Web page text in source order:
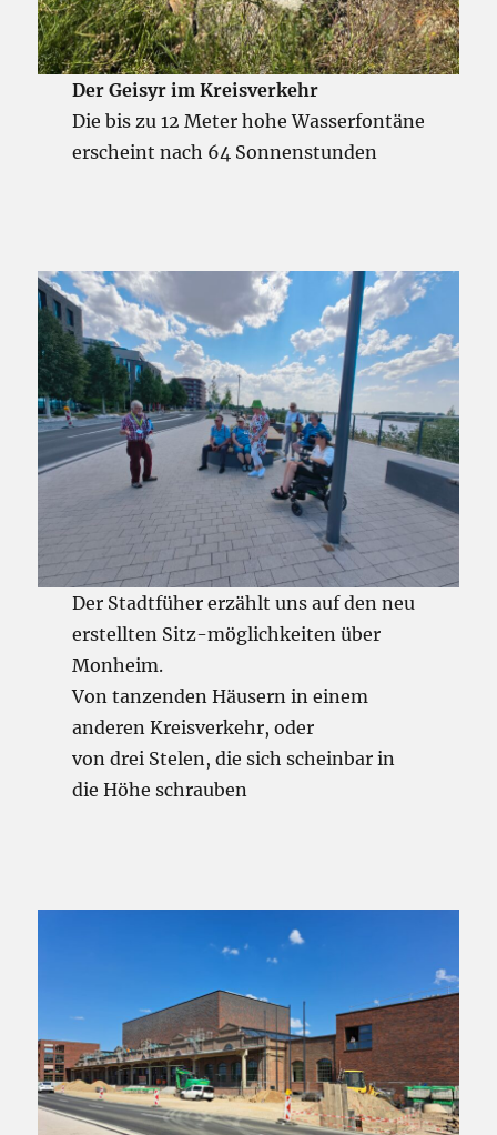
Der Geisyr im Kreisverkehr
Die bis zu 12 Meter hohe Wasserfontäne
erscheint nach 64 Sonnenstunden
Der Stadtfüher erzählt uns auf den neu
erstellten Sitz-möglichkeiten über
Monheim.
Von tanzenden Häusern in einem
anderen Kreisverkehr, oder
von drei Stelen, die sich scheinbar in
die Höhe schrauben